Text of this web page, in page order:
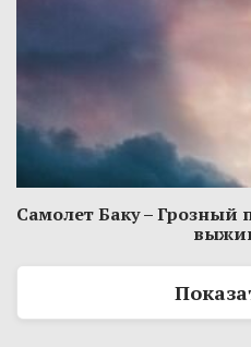
Самолет Баку – Грозный